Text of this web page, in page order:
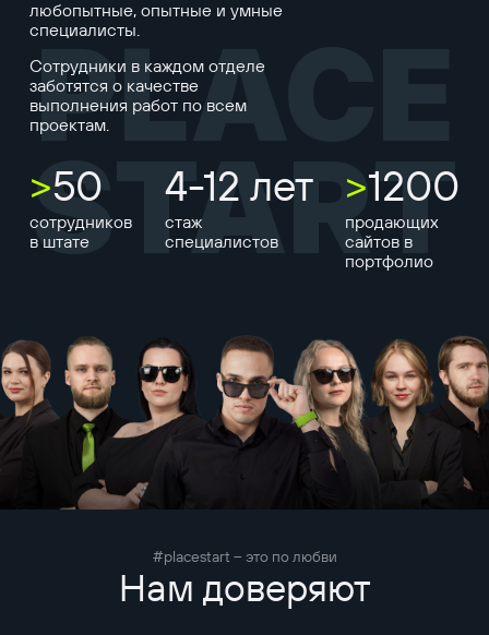
любопытные, опытные и умные
специалисты.
Сотрудники в каждом отделе
заботятся о качестве
выполнения работ по всем
проектам.
>50
сотрудников
в штате
4-12 лет
стаж
специалистов
>1200
продающих
сайтов в
портфолио
PLACE
START
#placestart – это по любви
Нам доверяют